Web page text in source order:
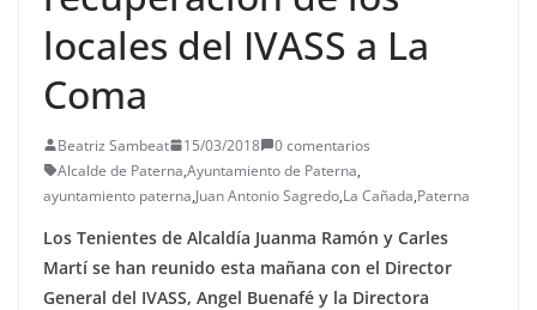
locales del IVASS a La
Coma
Beatriz Sambeat 15/03/2018
0 comentarios
Alcalde de Paterna,Ayuntamiento de Paterna,
ayuntamiento paterna,Juan Antonio Sagredo,La Cañada,Paterna
Los Tenientes de Alcaldía Juanma Ramón y Carles
Martí se han reunido esta mañana con el Director
General del IVASS, Angel Buenafé y la Directora